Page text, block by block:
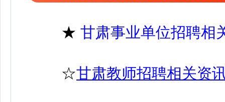
★ 甘肃事业单位招聘相
☆甘肃教师招聘相关资